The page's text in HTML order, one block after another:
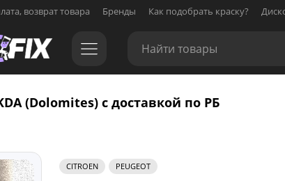
возврат товара Бренды Как подобрать краску?
KDA (Dolomites) с доставкой по РБ
CITROEN
PEUGEOT